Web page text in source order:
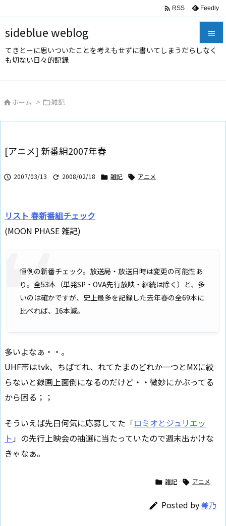
sideblue weblog
てきとーに思いついたことを考えもせずに書いてしまうだらしなく
も切ない日々的記録



 RSS Feedly
 ホーム > 雑記
[アニメ] 新番組2007年春
 2007/03/13  2008/02/18  雑記  アニメ
リスト 春新番組チェック
(MOON PHASE 雑記)
恒例の新番チェック。放送局・放送日時は変更の可能性あ
り。全53本（単発SP・OVA先行放映・継続は除く）と、多
いのは確かですが、史上最多を記録した去年春の全69本に
比べれば、16本減。
多いよなぁ・・。
UHF帯はtvk、ちばてれ、れてたまのどれか一つとMXに絞
らないと録画上面倒になるのだけど・・微妙にかぶってる
から困る；；
そういえば先日何気に応募してた「ロミオとジュリエッ
ト 」の先行上映会の抽選に当たっていたので週末出かけな
きゃなぁ。
 雑記  アニメ
 Posted by兼乃